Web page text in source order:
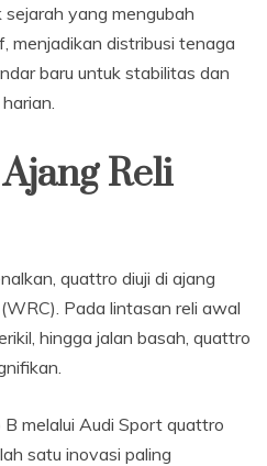
yang mengubah
menjadikan distribusi tenaga
baru untuk stabilitas dan
Reli
quattro diuji di ajang
Pada lintasan reli awal
hingga jalan basah, quattro
melalui Audi Sport quattro
satu inovasi paling